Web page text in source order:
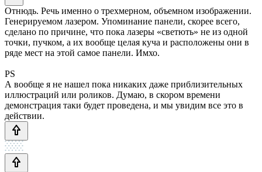
Отнюдь. Речь именно о трехмерном, объемном изображении.
Генерируемом лазером. Упоминание панели, скорее всего,
сделано по причине, что пока лазеры «светють» не из одной
точки, пучком, а их вообще целая куча и расположены они в
ряде мест на этой самое панели. Имхо.
PS
А вообще я не нашел пока никаких даже приблизительных
иллюстраций или роликов. Думаю, в скором времени
демонстрация таки будет проведена, и мы увидим все это в
действии.